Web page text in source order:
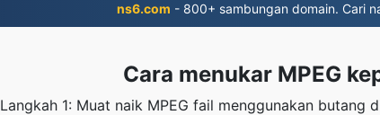
ns6.com - 800+ sambungan domain. Cari
Cara menukar MPEG
Langkah 1: Muat naik MPEG fail menggunakan butang